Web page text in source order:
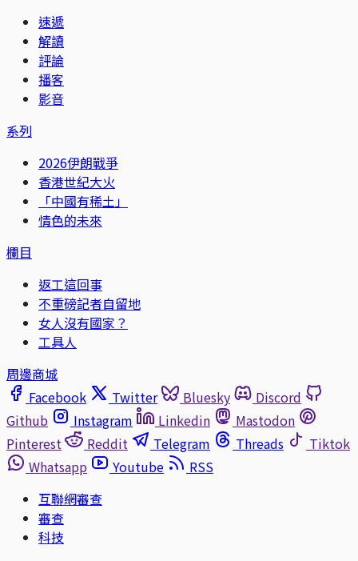
速遞
解讀
評論
播客
影音
系列
2026伊朗戰爭
香港世紀大火
「中國有稀土」
情色的未來
欄目
返工這回事
不重磅記者自留地
女人沒有國家？
工具人
周邊商城
Facebook
Twitter Bluesky
Discord
Github
Instagram Linkedin
Mastodon
Pinterest
Reddit Telegram Threads
Tiktok
Whatsapp
Youtube
RSS
互聯網審查
審查
科技